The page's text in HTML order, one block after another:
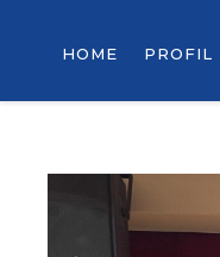
HOME PROFIL